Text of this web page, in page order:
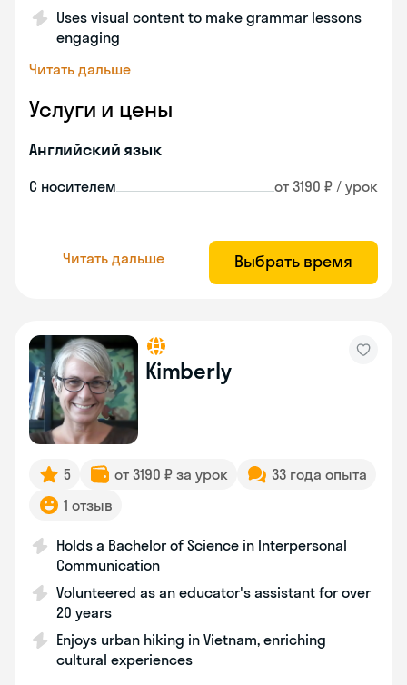
Uses visual content to make grammar lessons
engaging
Читать дальше
Услуги и цены
Английский язык
С носителем от 3190 ₽ / урок
Читать дальше Выбрать время
Kimberly
5 от 3190 ₽ за урок
33 года опыта
1 отзыв
Holds a Bachelor of Science in Interpersonal
Communication
Volunteered as an educator's assistant for over
20 years
Enjoys urban hiking in Vietnam, enriching
cultural experiences